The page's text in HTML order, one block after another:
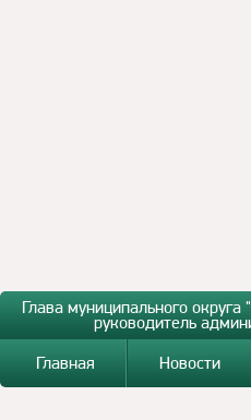
Глава муниципального
руководитель
Главная
Новости